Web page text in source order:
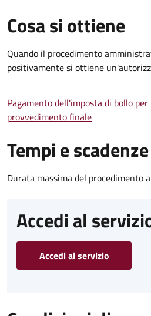
Cosa si ottiene
Quando il procedimento
positivamente si ottiene
Pagamento dell'imposta di bollo
provvedimento finale
Tempi e scadenze
Durata massima del procedimento
Accedi al
Accedi al servizio